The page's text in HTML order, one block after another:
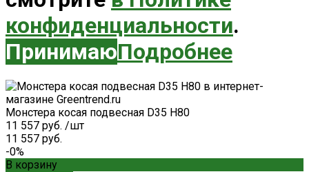
конфиденциальности.
ПринимаюПодробнее
Монстера косая подвесная D35 H80
11 557 руб. /шт
11 557 руб.
-0%
В корзину